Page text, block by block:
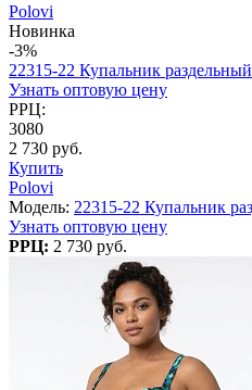
Polovi
Новинка
-3%
22315-22 Купальник
Узнать оптовую цену
РРЦ:
3080
2 730 руб.
Купить
Polovi
Модель: 22315-22 Купальник
Узнать оптовую цену
РРЦ: 2 730 руб.